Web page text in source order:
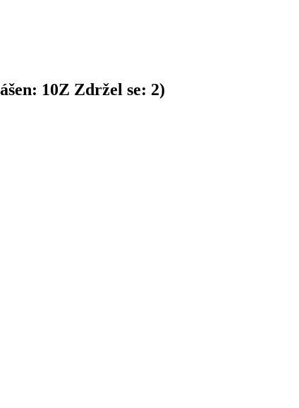
10Z Zdržel se: 2)